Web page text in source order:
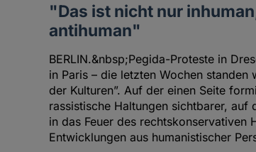
"Das ist nicht nur
antihuman"
BERLIN.&nbsp;Pegida-Proteste in
in Paris – die letzten Wochen
der Kulturen”. Auf der einen Seite
rassistische Haltungen sichtbarer, auf
in das Feuer des rechtskonservativen
Entwicklungen aus humanistischer